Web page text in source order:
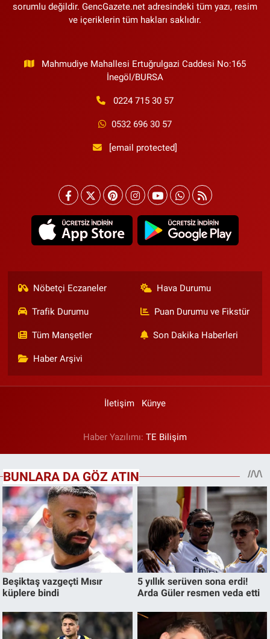
sorumlu değildir. GencGazete.net adresindeki tüm yazı, resim
ve içeriklerin tüm hakları saklıdır.
Mahmudiye Mahallesi Ertuğrulgazi Caddesi No:165
İnegöl/BURSA
0224 715 30 57
0532 696 30 57
[email protected]
Nöbetçi Eczaneler Hava Durumu
Trafik Durumu Puan Durumu ve Fikstür
Tüm Manşetler Son Dakika Haberleri
Haber Arşivi
İletişim Künye
Haber Yazılımı: TE Bilişim